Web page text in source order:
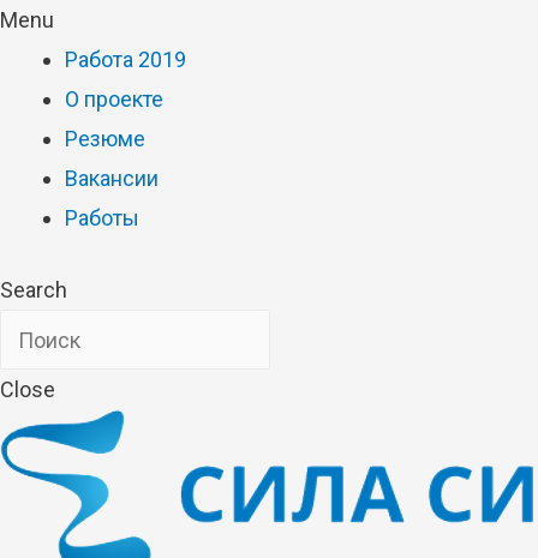
Menu
Работа 2019
О проекте
Резюме
Вакансии
Работы
Search
Close